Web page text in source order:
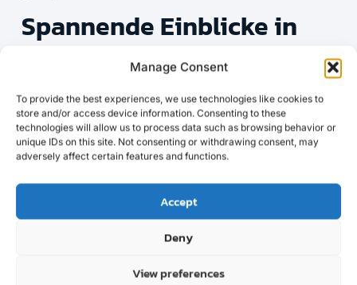
Manage Consent
To provide the best experiences, we use technologies like cookies to
store and/or access device information. Consenting to these
technologies will allow us to process data such as browsing behavior or
unique IDs on this site. Not consenting or withdrawing consent, may
adversely affect certain features and functions.
Accept
Deny
View preferences
Spannende Einblicke in
die täglichen Zeiten!
speziellen Themen und Highlights, die es zu erkunden
gilt. Am Eröffnungstag liegt der Fokus oft auf
politischen und wirtschaftlichen Themen, begleitet von
hochkarätigen Eröffnungsreden. Hier trifft sich das
Who-is-Who der Industrie, um die Woche einzuläuten.
an Fachvorträgen, Workshops und Diskussionsrunden.
Themen auseinandersetzen. Neue Technologien und
Messebesucher haben die Möglichkeit, direkt mit den